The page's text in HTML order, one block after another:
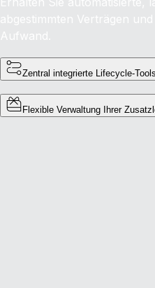
abgestimmten Verträgen
Aufwand.
Zentral integrierte Lifecycle-Tools
Flexible Verwaltung Ihrer